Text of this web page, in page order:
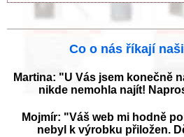
Co o nás říkají
Martina: "U Vás jsem konečně
nikde nemohla najít!
Mojmír: "Váš web mi hodně
nebyl k výrobku přiložen.